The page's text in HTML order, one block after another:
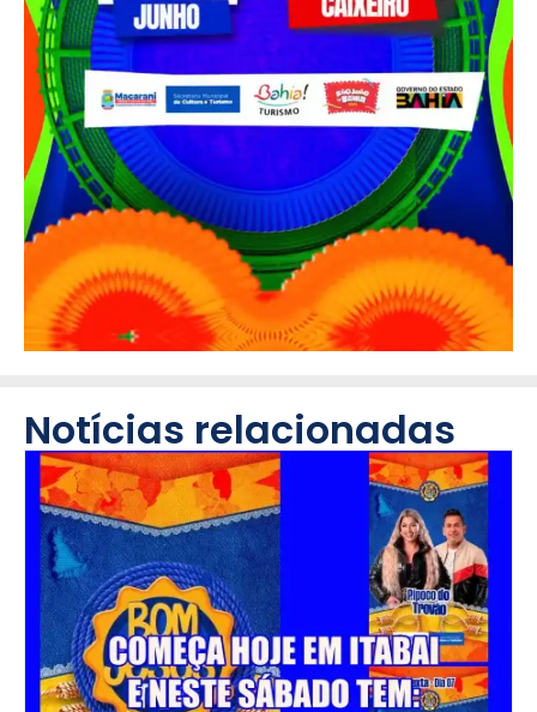
Notícias relacionadas